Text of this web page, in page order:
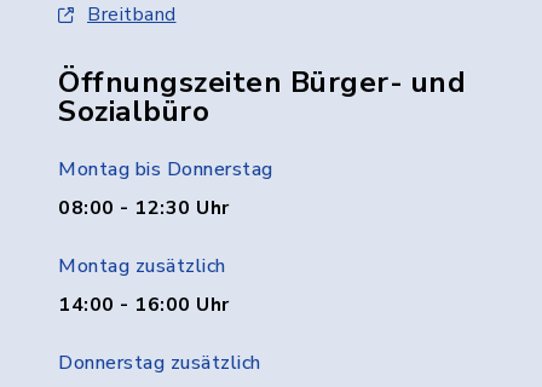
Breitband
Öffnungszeiten Bürger- und
Sozialbüro
Montag bis Donnerstag
08:00 - 12:30 Uhr
Montag zusätzlich
14:00 - 16:00 Uhr
Donnerstag zusätzlich